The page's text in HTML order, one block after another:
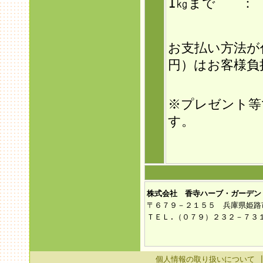
1㎏まで ：
お支払い方法
円）はお客様
※プレゼント等
す。
株式会社 香寺ハーブ・ガーデン
〒６７９－２１５５ 兵庫県姫路
ＴＥＬ.（０７９）２３２－７
個人情報の取り扱いについて